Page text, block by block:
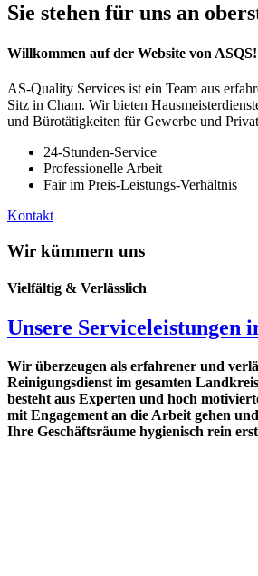
Sie stehen für uns an
Willkommen auf der Website von ASQS!
AS-Quality Services ist ein Team aus
Sitz in Cham. Wir bieten
und Bürotätigkeiten für Gewerbe und
24-Stunden-Service
Professionelle Arbeit
Fair im Preis-Leistungs-Verhältnis
Kontakt
Wir kümmern uns
Vielfältig & Verlässlich
Unsere Serviceleistungen
Wir überzeugen als erfahrener und
Reinigungsdienst im gesamten
besteht aus Experten und hoch
mit Engagement an die Arbeit gehen
Ihre Geschäftsräume hygienisch rein